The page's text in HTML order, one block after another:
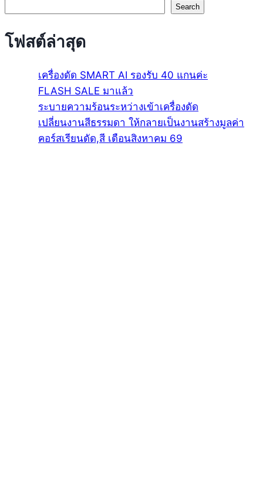
Search
โฟสต์ล่าสุด
เครื่องดัด SMART AI รองรับ 40 แกนค่ะ
FLASH SALE มาแล้ว
ระบายความร้อนระหว่างเข้าเครื่องดัด
เปลี่ยนงานสีธรรมดา ให้กลายเป็นงานสร้างมูลค่า
คอร์สเรียนดัด,สี เดือนสิงหาคม 69